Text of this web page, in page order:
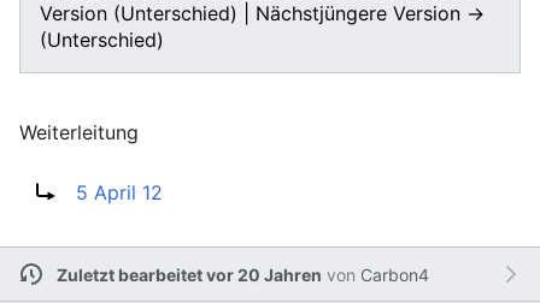
Version (Unterschied) | Nächstjüngere Version →
(Unterschied)
Weiterleitung
5 April 12
Zuletzt bearbeitet vor 20 Jahren von Carbon4